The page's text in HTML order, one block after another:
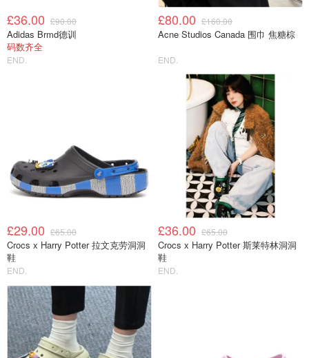
£36.00 £90.00
Adidas Brmd德训
码数齐全
END.
£80.00 £160.00
Acne Studios Canada 围巾 焦糖棕
END.
£29.00 £65.00
Crocs x Harry Potter 拉文克劳洞洞
鞋
END.
£36.00 £65.00
Crocs x Harry Potter 斯莱特林洞洞
鞋
END.